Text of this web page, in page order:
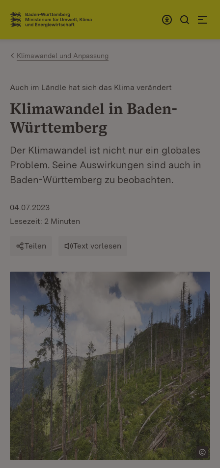
Zum Inhalt springen
Link zur Startseite
Klimawandel und Anpassung
Auch im Ländle hat sich das Klima verändert
Klimawandel in Baden-
Württemberg
Der Klimawandel ist nicht nur ein globales
Problem. Seine Auswirkungen sind auch in
Baden-Württemberg zu beobachten.
04.07.2023
Lesezeit: 2 Minuten
Teilen Text vorlesen